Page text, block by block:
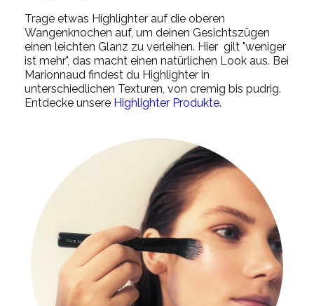
Trage etwas Highlighter auf die oberen
Wangenknochen auf, um deinen Gesichtszügen
einen leichten Glanz zu verleihen. Hier gilt "weniger
ist mehr", das macht einen natürlichen Look aus. Bei
Marionnaud findest du Highlighter in
unterschiedlichen Texturen, von cremig bis pudrig.
Entdecke unsere Highlighter Produkte.